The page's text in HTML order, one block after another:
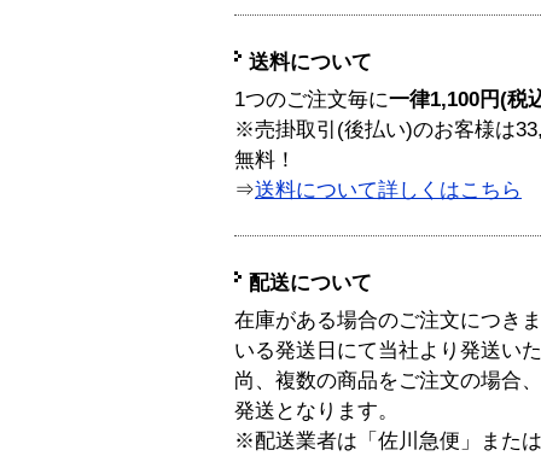
送料について
1つのご注文毎に一律1,100円(税
※売掛取引(後払い)のお客様は
無料！
⇒送料について詳しくはこちら
配送について
在庫がある場合のご注文につき
いる発送日にて当社より発送い
尚、複数の商品をご注文の場合
発送となります。
※配送業者は「佐川急便」また